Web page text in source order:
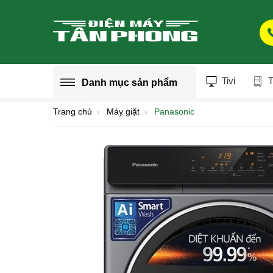
Tivi
Danh mục sản phẩm
Trang chủ Máy giặt Panasonic